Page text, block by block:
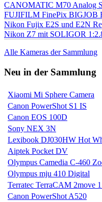
CANOMATIC M70 Analog
FUJIFILM FinePix BIGJOB
Nikon Fujix E2S und E2N
Nikon Z7 mit SOLIGOR
Alle Kameras der Sammlung
Neu in der Sammlung
Xiaomi Mi Sphere Camera
Canon PowerShot S1 IS
Canon EOS 100D
Sony NEX 3N
Lexibook DJ030HW Hot
Aiptek Pocket DV
Olympus Camedia C-460
Olympus mju 410 Digital
Terratec TerraCAM 2move
Canon PowerShot A520